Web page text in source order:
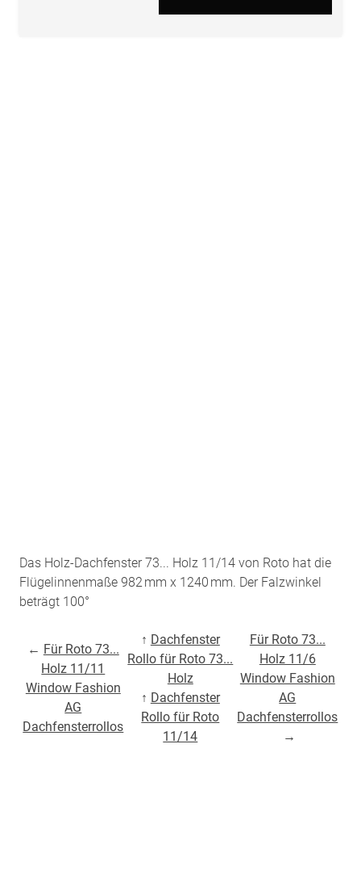
Das Holz-Dachfenster 73... Holz 11/14 von Roto hat die
Flügelinnenmaße 982 mm x 1240 mm. Der Falzwinkel
beträgt 100°
← Für Roto 73...
Holz 11/11
Window Fashion
AG
Dachfensterrollos
↑ Dachfenster
Rollo für Roto 73...
Holz
↑ Dachfenster
Rollo für Roto
11/14
Für Roto 73...
Holz 11/6
Window Fashion
AG
Dachfensterrollos
→